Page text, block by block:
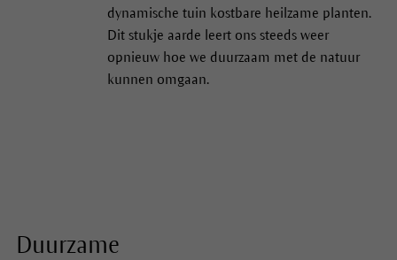
dynamische tuin kostbare heilzame planten.
Dit stukje aarde leert ons steeds weer
opnieuw hoe we duurzaam met de natuur
kunnen omgaan.
Duurzame